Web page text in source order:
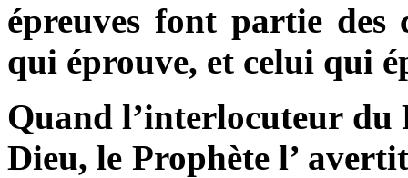
épreuves font partie des
qui éprouve, et celui qui
Quand l’interlocuteur du
Dieu, le Prophète l’